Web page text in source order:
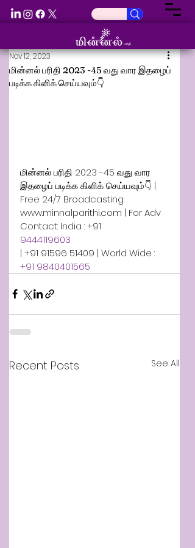
மின்னல் பரிதி 2023 -45 வது வார இதழைப்
படிக்க கிளிக் செய்யவும்👇
Nov 12, 2023
மின்னல் பரிதி 2023 -45 வது வார
இதழைப் படிக்க கிளிக் செய்யவும்👇 |
Free 24/7 Broadcasting:
www.minnalparithi.com | For Adv
Contact: India : +91
9444119603
| +91 91596 51409 | World Wide :
+91 9840401565
Recent Posts See All